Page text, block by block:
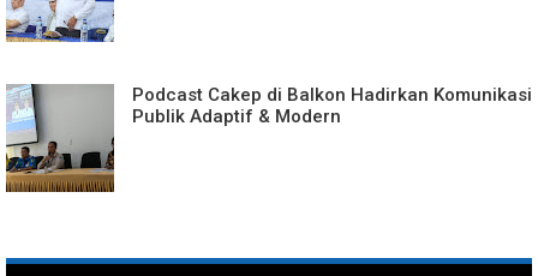
Podcast Cakep di Balkon Hadirkan Komunikasi
Publik Adaptif & Modern